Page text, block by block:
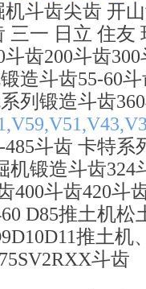
斗齿尖齿 开
三一 日立 住
齿200斗齿300
造斗齿55-60
列锻造斗齿
485斗齿 卡特
锻造斗齿324
400斗齿420斗
D85推土机
推土
斗齿